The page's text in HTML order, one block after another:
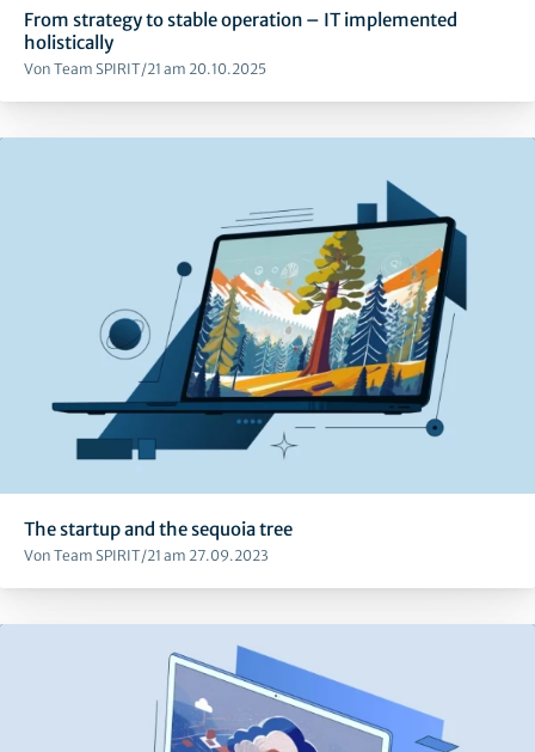
From strategy to stable operation – IT implemented
holistically
Von Team SPIRIT/21 am 20.10.2025
The startup and the sequoia tree
Von Team SPIRIT/21 am 27.09.2023